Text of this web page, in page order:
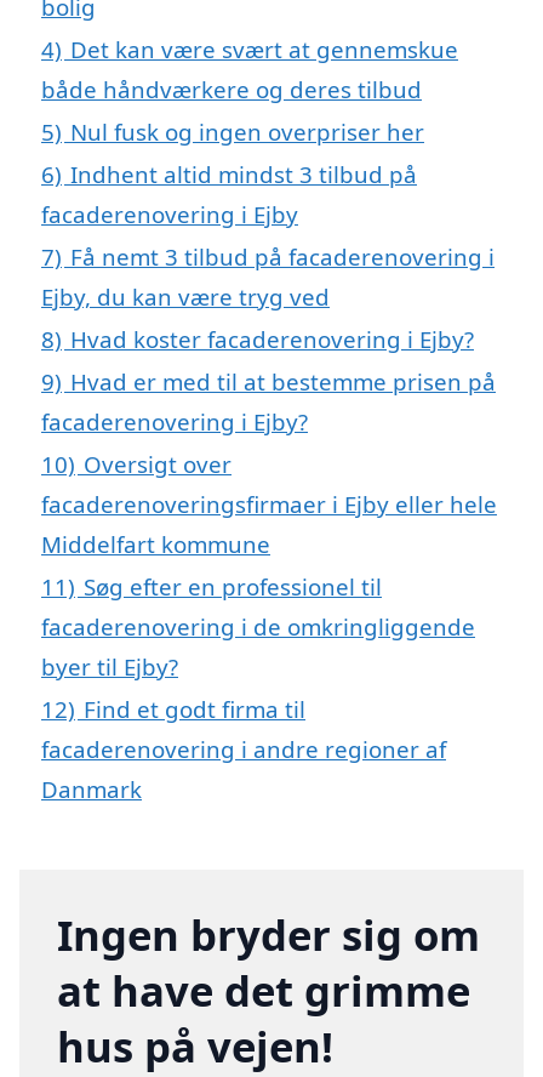
bolig
4) Det kan være svært at gennemskue
både håndværkere og deres tilbud
5) Nul fusk og ingen overpriser her
6) Indhent altid mindst 3 tilbud på
facaderenovering i Ejby
7) Få nemt 3 tilbud på facaderenovering i
Ejby, du kan være tryg ved
8) Hvad koster facaderenovering i Ejby?
9) Hvad er med til at bestemme prisen på
facaderenovering i Ejby?
10) Oversigt over
facaderenoveringsfirmaer i Ejby eller hele
Middelfart kommune
11) Søg efter en professionel til
facaderenovering i de omkringliggende
byer til Ejby?
12) Find et godt firma til
facaderenovering i andre regioner af
Danmark
Ingen bryder sig om
at have det grimme
hus på vejen!